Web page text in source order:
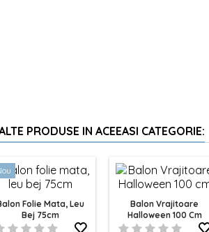
PRODUSE IN ACEEASI CATEGORIE:
Folie Mata, Leu
Bej 75cm
Balon Vrajitoare
Halloween 100 Cm